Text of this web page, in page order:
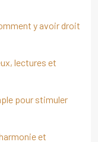
y avoir droit
lectures et
pour stimuler
et